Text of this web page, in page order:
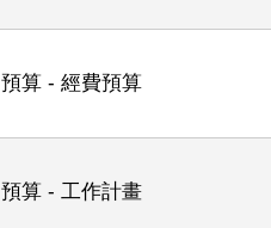
預算 - 經費預算
預算 - 工作計畫